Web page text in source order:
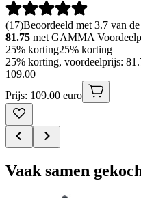
(17)Beoordeeld met 3.7 van
81.75 met GAMMA
25% korting25% korting
25% korting, voordeelprijs:
109.00
Prijs: 109.00 euro
Vaak samen